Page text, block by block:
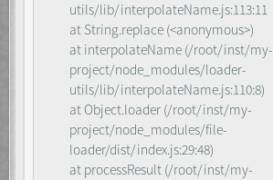
utils/lib/interpolateName.js:113:11
at String.replace (<anonymous>)
at interpolateName (/root/inst/my-
project/node_modules/loader-
utils/lib/interpolateName.js:110:8)
at Object.loader (/root/inst/my-
project/node_modules/file-
loader/dist/index.js:29:48)
at processResult (/root/inst/my-